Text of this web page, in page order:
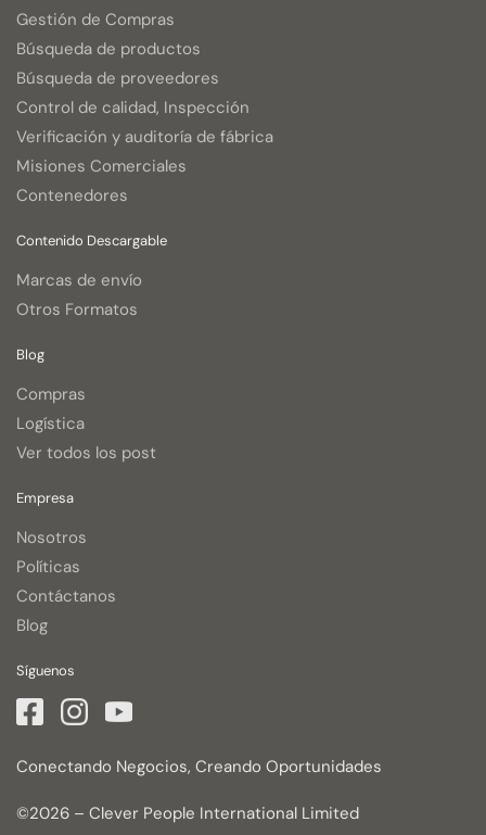
Gestión de Compras
Búsqueda de productos
Búsqueda de proveedores
Control de calidad, Inspección
Verificación y auditoría de fábrica
Misiones Comerciales
Contenedores
Contenido Descargable
Marcas de envío
Otros Formatos
Blog
Compras
Logística
Ver todos los post
Empresa
Nosotros
Políticas
Contáctanos
Blog
Síguenos
Conectando Negocios, Creando Oportunidades
©2026 – Clever People International Limited